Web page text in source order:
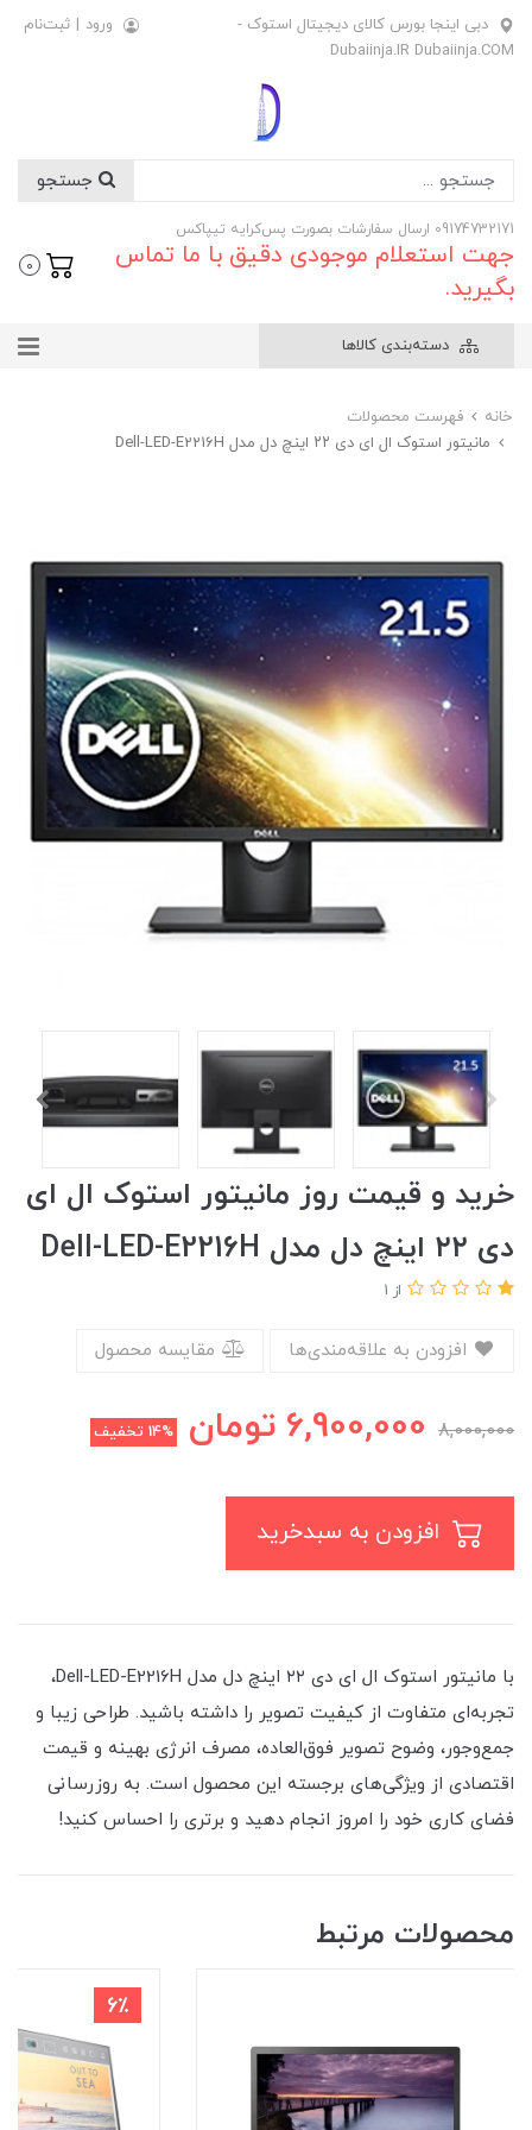
دبی اینجا بورس کالای دیجیتال استوک -
Dubaiinja.IR Dubaiinja.COM
ورود | ثبت‌نام
09174732171 ارسال سفارشات بصورت پس‌کرایه تیپاکس
جهت استعلام موجودی دقیق با ما تماس
بگیرید.
0
دسته‌بندی کالاها
خانه
فهرست محصولات
مانیتور استوک ال ای دی ۲۲ اینچ دل مدل Dell-LED-E2216H
خرید و قیمت روز مانیتور استوک ال ای
دی ۲۲ اینچ دل مدل Dell-LED-E2216H
از 1
مقایسه محصول
8,000,000
6,900,000 تومان 14% تخفیف
با مانیتور استوک ال ای دی ۲۲ اینچ دل مدل Dell-LED-E2216H،
تجربه‌ای متفاوت از کیفیت تصویر را داشته باشید. طراحی زیبا و
جمع‌وجور، وضوح تصویر فوق‌العاده، مصرف انرژی بهینه و قیمت
اقتصادی از ویژگی‌های برجسته این محصول است. به روزرسانی
فضای کاری خود را امروز انجام دهید و برتری را احساس کنید!
محصولات مرتبط
6٪